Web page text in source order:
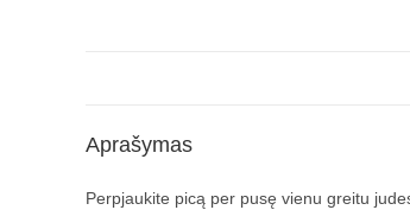
Aprašymas
Perpjaukite picą per pusę vienu greitu